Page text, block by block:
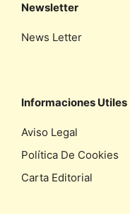
Newsletter
News Letter
Informaciones Utiles
Aviso Legal
Política De Cookies
Carta Editorial